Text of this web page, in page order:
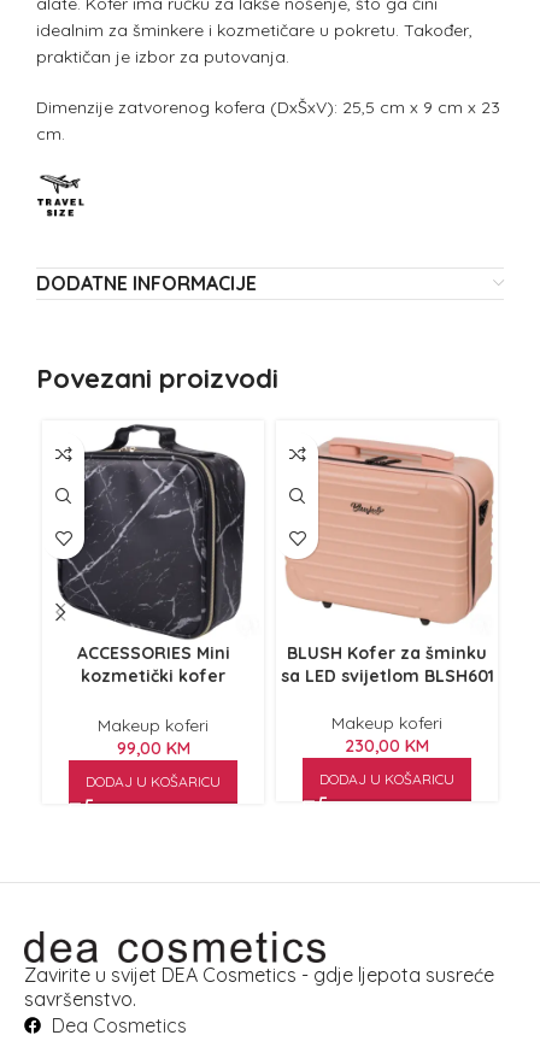
idealnim za šminkere i kozmetičare u pokretu. Također,
praktičan je izbor za putovanja.
Dimenzije zatvorenog kofera (DxŠxV): 25,5 cm x 9 cm x 23
cm.
DODATNE INFORMACIJE
Povezani proizvodi
ACCESSORIES Mini
kozmetički kofer
Makeup koferi
99,00 KM
DODAJ U KOŠARICU
BLUSH Kofer za šminku
sa LED svijetlom BLSH601
Makeup koferi
230,00 KM
DODAJ U KOŠARICU
Zavirite u svijet DEA Cosmetics - gdje ljepota susreće
savršenstvo.
Dea Cosmetics